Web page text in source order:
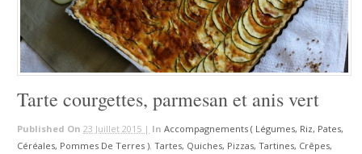
Tarte courgettes, parmesan et anis vert
Published On23 Juillet 2015 | In Accompagnements ( Légumes, Riz, Pates,
Céréales, Pommes De Terres ),Tartes, Quiches, Pizzas, Tartines, Crêpes,